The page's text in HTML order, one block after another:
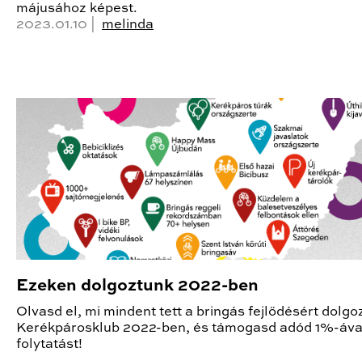
májusához képest.
2023.01.10 | melinda
Ezeken dolgoztunk 2022-ben
Olvasd el, mi mindent tett a bringás fejlődésért
Kerékpárosklub 2022-ben, és támogasd adód 1%-
folytatást!